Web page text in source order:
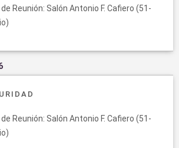
CONTACTO
de Reunión: Salón Antonio F. Cafiero (51-
de Reunión: Salón Antonio F. Cafiero (51-